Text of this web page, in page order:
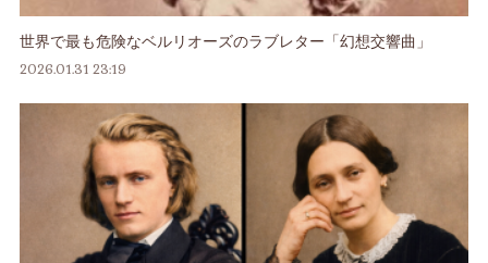
世界で最も危険なベルリオーズのラブレター「幻想交響曲」
2026.01.31 23:19